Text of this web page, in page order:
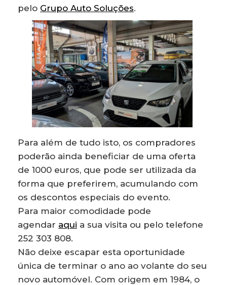
pelo Grupo Auto Soluções.
Para além de tudo isto, os compradores
poderão ainda beneficiar de uma oferta
de 1000 euros, que pode ser utilizada da
forma que preferirem, acumulando com
os descontos especiais do evento.
Para maior comodidade pode
agendar aqui a sua visita ou pelo telefone
252 303 808.
Não deixe escapar esta oportunidade
única de terminar o ano ao volante do seu
novo automóvel. Com origem em 1984, o